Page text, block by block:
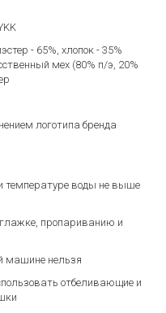
- 65%, хлопок - 35%
мех (80% п/э, 20%
логотипа бренда
воды не выше
пропариванию и
машине нельзя
отбеливающие и